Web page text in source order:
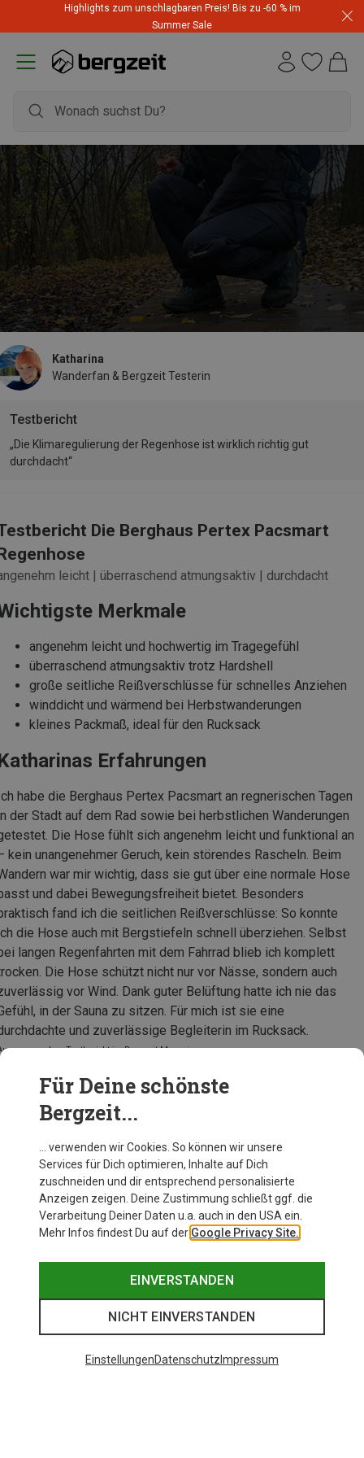
Highlights zum unschlagbaren Preis! Bis zu -60 % im
Summer Sale
Testbericht
Katharina
Wanderfan & Bergzeit Testerin
„Die Klimaregulierung der Regenhose ist wirklich richtig gut
durchdacht“
Die Berghaus Pertex Pacsmart
leicht | überraschend atmungsaktiv | durchdacht
Merkmale
angenehm leicht und hochwertig im Tragegefühl
überraschend atmungsaktiv trotz Hardshell
große seitliche Reißverschlüsse für schnelles Anziehen
winddicht und wärmend bei Herbstwanderungen
kleines Packmaß, ideal für den Rucksack
Erfahrungen
habe die Berghaus Pertex Pacsmart an regnerischen Tagen
der Stadt auf dem Rad sowie bei herbstlichen Wanderungen
Die Hose fühlt sich angenehm leicht und funktional an
kein unangenehmer Geruch, kein störendes Rascheln. Beim
war mir wichtig, dass sie gut über eine normale Hose
und dabei Bewegungsfreiheit bietet. Besonders
fand ich die seitlichen Reißverschlüsse: So konnte
die Hose auch mit Bergstiefeln schnell überziehen. Selbst
langen Regenfahrten mit dem Fahrrad blieb ich komplett
Die Hose schützt nicht nur vor Nässe, sondern auch
vor Wind. Dank guter Belüftung hatte ich nie das
in der Sauna zu sitzen. Für mich ist sie eine
und zuverlässige Begleiterin im Rucksack.
aus dem Testbericht im Bergzeit Magazin
Zur Produktseite
Für Deine schönste
Bergzeit...
… verwenden wir Cookies. So können wir unsere
Services für Dich optimieren, Inhalte auf Dich
zuschneiden und dir entsprechend personalisierte
Anzeigen zeigen. Deine Zustimmung schließt ggf. die
Verarbeitung Deiner Daten u.a. auch in den USA ein.
Mehr Infos findest Du auf der Google Privacy Site.
EINVERSTANDEN
NICHT EINVERSTANDEN
EinstellungenDatenschutz Impressum